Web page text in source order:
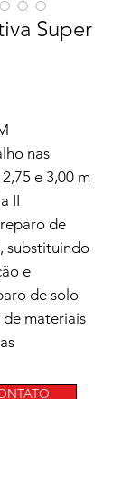
Super
nas
e 3,00 m
II
de
substituindo
e
de solo
materiais